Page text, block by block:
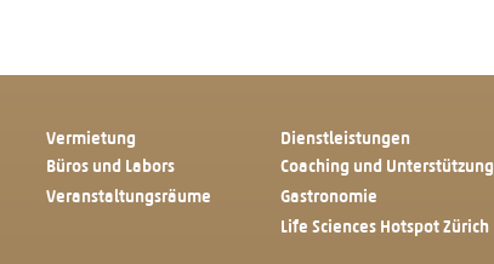
Vermietung
Büros und Labors
Veranstaltungsräume
Dienstleistungen
Coaching und Unterstützung
Gastronomie
Life Sciences Hotspot Zürich